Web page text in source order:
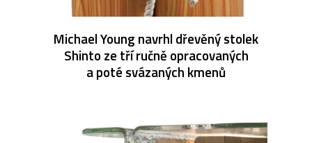
Michael Young navrhl dřevěný stolek
Shinto ze tří ručně opracovaných
a poté svázaných kmenů